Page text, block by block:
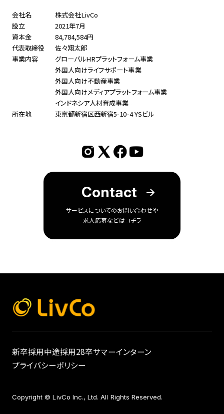
会社名
株式会社LivCo
設立
2021年7月
資本金
84,784,584円
代表取締役
佐々翔太郎
事業内容
グローバルHRプラットフォーム事業
外国人向けライフサポート事業
外国人向け不動産事業
外国人向けメディアプラットフォーム事業
インドネシア人材育成事業
所在地
東京都新宿区西新宿5-10-4 YSビル
Contact
サービスについてのお問い合わせや
求人応募などはコチラ
Copyright © LivCo Inc., Ltd. All Rights Reserved.
新卒採用中途採用28卒サマーインターン
プライバシーポリシー